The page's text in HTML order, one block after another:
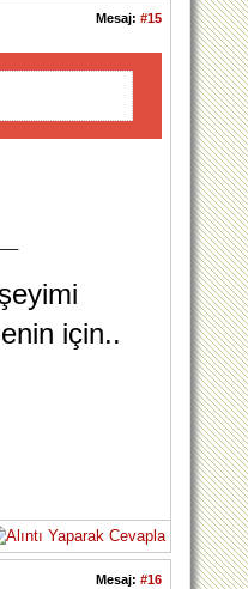
Mesaj: #15
için..
Mesaj: #16